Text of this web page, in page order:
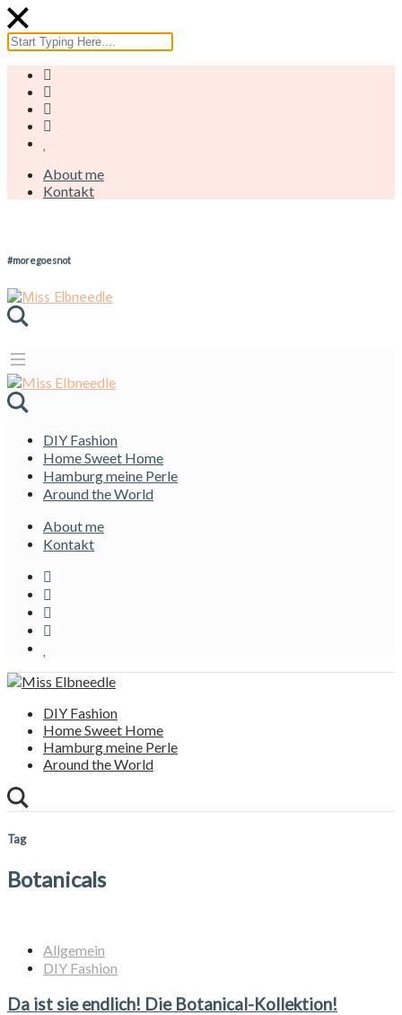
About me
Kontakt
#moregoesnot
DIY Fashion
Home Sweet Home
Hamburg meine Perle
Around the World
About me
Kontakt
DIY Fashion
Home Sweet Home
Hamburg meine Perle
Around the World
Tag
Botanicals
Allgemein
DIY Fashion
Da ist sie endlich! Die Botanical-Kollektion!